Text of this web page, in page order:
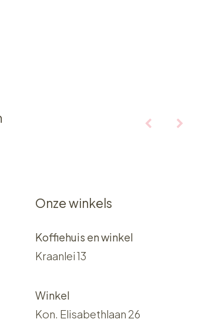
Onze winkels
Koffiehuis en winkel
Kraanlei 13
Winkel
Kon. Elisabethlaan 26